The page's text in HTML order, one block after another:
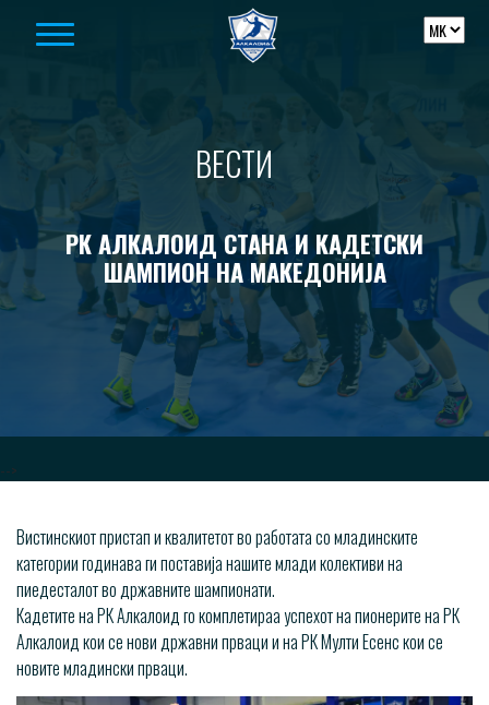
ВЕСТИ
РК АЛКАЛОИД СТАНА И КАДЕТСКИ
ШАМПИОН НА МАКЕДОНИЈА
-->
Вистинскиот пристап и квалитетот во работата со младинските
категории годинава ги поставија нашите млади колективи на
пиедесталот во државните шампионати.
Кадетите на РК Алкалоид го комплетираа успехот на пионерите на РК
Алкалоид кои се нови државни прваци и на РК Мулти Есенс кои се
новите младински прваци.